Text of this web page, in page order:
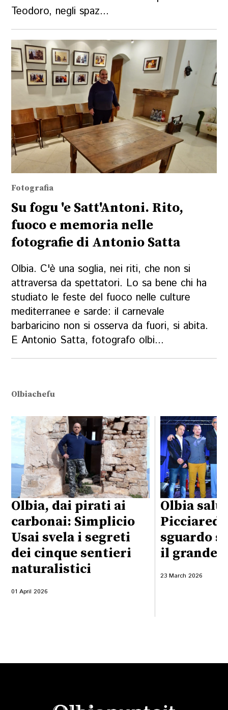
Teodoro, negli spaz...
Fotografia
Su fogu 'e Satt'Antoni. Rito,
fuoco e memoria nelle
fotografie di Antonio Satta
Olbia. C'è una soglia, nei riti, che non si
attraversa da spettatori. Lo sa bene chi ha
studiato le feste del fuoco nelle culture
mediterranee e sarde: il carnevale
barbaricino non si osserva da fuori, si abita.
E Antonio Satta, fotografo olbi...
Olbiachefu
Olbia, dai pirati ai
carbonai: Simplicio
Usai svela i segreti
dei cinque sentieri
naturalistici
01 April 2026
Olbia
sguardo
il grande
23 March 2026